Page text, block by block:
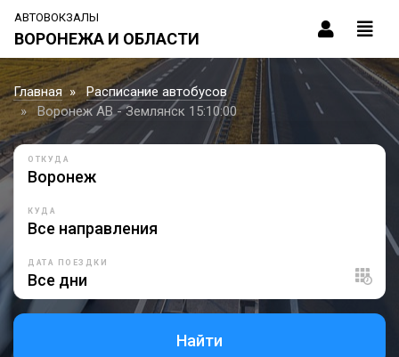
АВТОВОКЗАЛЫ
ВОРОНЕЖА И ОБЛАСТИ
Главная
Расписание автобусов
Воронеж АВ - Землянск 15:10:00
ОТКУДА
КУДА
ДАТА ПОЕЗДКИ
Найти